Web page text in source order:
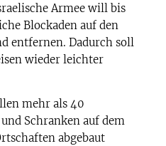
Armee will bis
Blockaden auf den
entfernen. Dadurch soll
wieder leichter
mehr als 40
Schranken auf dem
abgebaut